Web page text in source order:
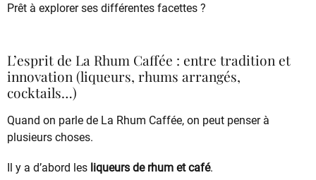
Prêt à explorer ses différentes facettes ?
L’esprit de La Rhum Caffée : entre tradition et
innovation (liqueurs, rhums arrangés,
cocktails…)
Quand on parle de La Rhum Caffée, on peut penser à
plusieurs choses.
Il y a d’abord les liqueurs de rhum et café.